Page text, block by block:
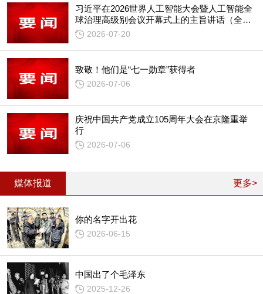
习近平在2026世界人工智能大会暨人工智能全
球治理高级别会议开幕式上的主旨讲话（全
文）2026-07-20
致敬！他们是“七一勋章”获得者
2026-07-06
庆祝中国共产党成立105周年大会在京隆重举
行
2026-07-06
媒体报道 更多>
你的名字开出花
2026-06-15
中国出了个毛泽东
2025-12-26